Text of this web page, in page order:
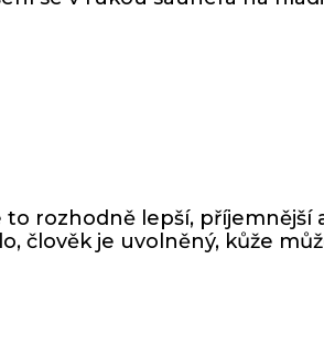
rozhodně lepší, příjemnější
člověk je uvolněný, kůže